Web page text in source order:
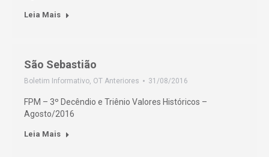
Leia Mais
São Sebastião
Boletim Informativo, OT Anteriores 31/08/2016
FPM – 3º Decêndio e Triênio Valores Históricos –
Agosto/2016
Leia Mais